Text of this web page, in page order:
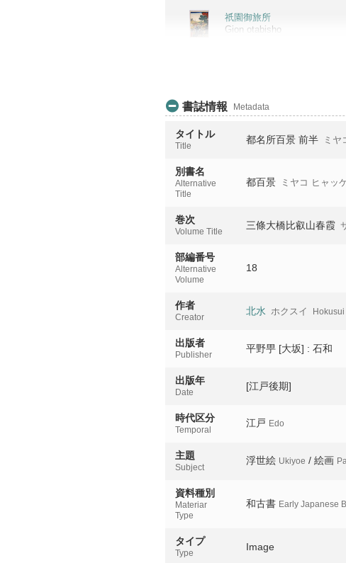
祇園御旅所
Gion otabisho
円山新樹
Maruyama shinju
智恩院門前
四條河原夕すゝみ
高臺寺船形門
銀閣之雪曙
西行庵木枯
Rakusai ranzan
Rakuhoku imamiyasha
Eizan sorinto
書誌情報 Metadata
タイトル
Title
都名所百景 前半 ミヤ
別書名
Alternative
Title
都百景 ミヤコ ヒャッ
巻次
Volume Title
三條大橋比叡山春霞
部編番号
Alternative
Volume
18
作者
Creator
北水 ホクスイ Hokusui
出版者
Publisher
平野甼 [大坂] : 石和
出版年
Date
[江戸後期]
時代区分
Temporal
江戸 Edo
主題
Subject
浮世絵 Ukiyoe / 絵画
資料種別
Materiar
Type
和古書 Early Japanese
タイプ
Type
Image